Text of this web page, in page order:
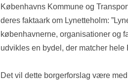
Københavns Kommune og
deres faktaark om Lynetteholm:
københavnerne, organisationer og
udvikles en bydel, der matcher hele
Det vil dette borgerforslag være